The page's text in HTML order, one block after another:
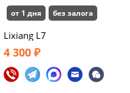
от 1 дня без залога
Lixiang L7
4 300 ₽